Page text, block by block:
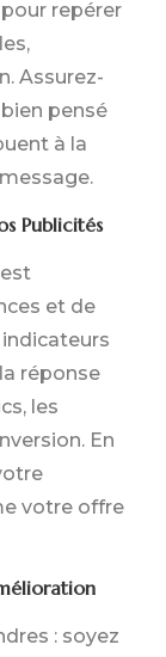
repérer
Assurez-
pensé
à la
Publicités
et de
réponse
les
En
votre offre
: soyez